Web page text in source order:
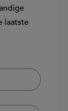
laatste